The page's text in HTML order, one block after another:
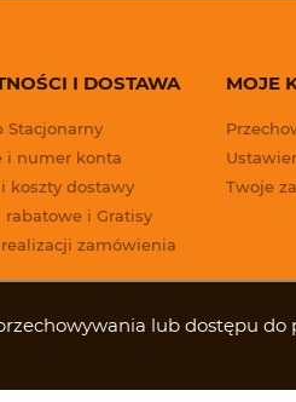
lub dostępu do
I DOSTAWA
Stacjonarny
i numer konta
i koszty dostawy
rabatowe i Gratisy
realizacji zamówienia
MOJE
Twoje